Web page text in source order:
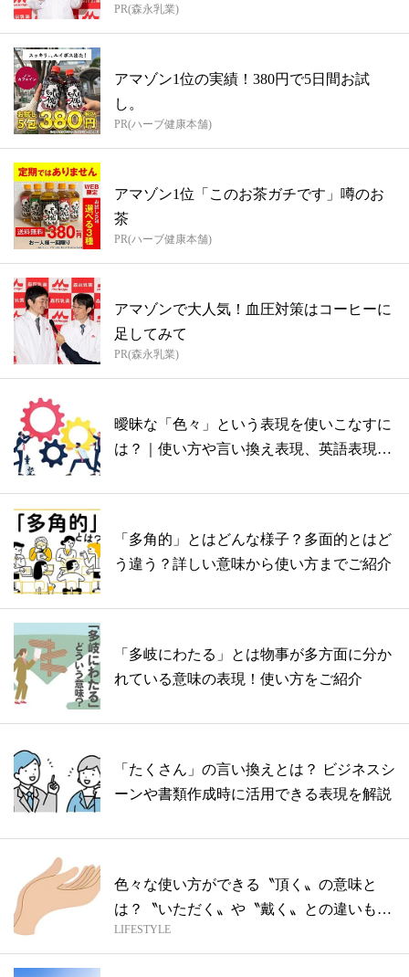
PR(森永乳業)
アマゾン1位の実績！380円で5日間お試
し。
PR(ハーブ健康本舗)
アマゾン1位「このお茶ガチです」噂のお
茶
PR(ハーブ健康本舗)
アマゾンで大人気！血圧対策はコーヒーに
足してみて
PR(森永乳業)
曖昧な「色々」という表現を使いこなすに
は？｜使い方や言い換え表現、英語表現を
「多角的」とはどんな様子？多面的とはど
う違う？詳しい意味から使い方までご紹介
「多岐にわたる」とは物事が多方面に分か
れている意味の表現！使い方をご紹介
「たくさん」の言い換えとは？ ビジネスシ
ーンや書類作成時に活用できる表現を解説
色々な使い方ができる〝頂く〟の意味と
は？〝いただく〟や〝戴く〟との違いも解
説
LIFESTYLE